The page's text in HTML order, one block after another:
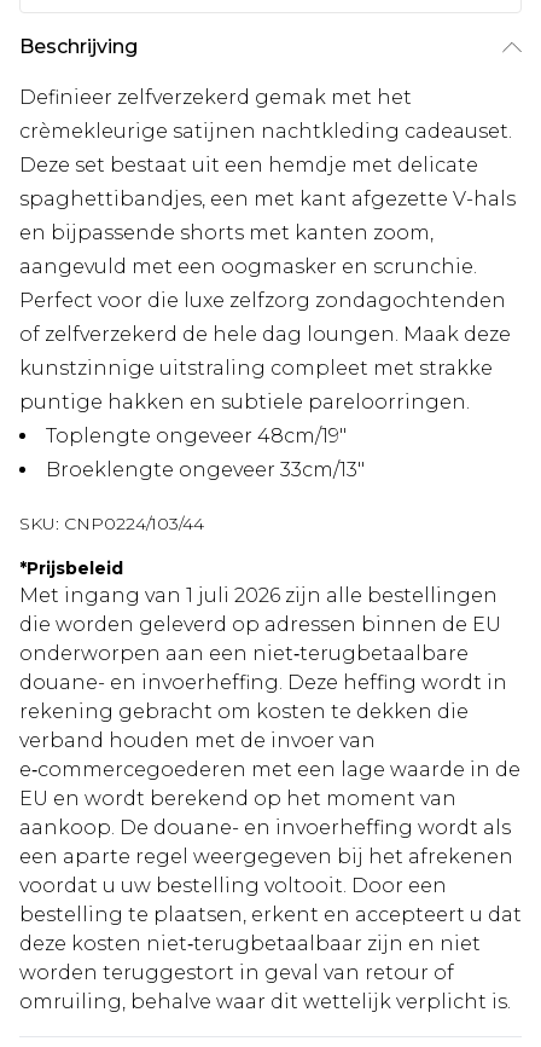
Beschrijving
Definieer zelfverzekerd gemak met het
crèmekleurige satijnen nachtkleding cadeauset.
Deze set bestaat uit een hemdje met delicate
spaghettibandjes, een met kant afgezette V-hals
en bijpassende shorts met kanten zoom,
aangevuld met een oogmasker en scrunchie.
Perfect voor die luxe zelfzorg zondagochtenden
of zelfverzekerd de hele dag loungen. Maak deze
kunstzinnige uitstraling compleet met strakke
puntige hakken en subtiele pareloorringen.
Toplengte ongeveer 48cm/19"
Broeklengte ongeveer 33cm/13"
SKU: CNP0224/103/44
*Prijsbeleid
Met ingang van 1 juli 2026 zijn alle bestellingen
die worden geleverd op adressen binnen de EU
onderworpen aan een niet‑terugbetaalbare
douane- en invoerheffing. Deze heffing wordt in
rekening gebracht om kosten te dekken die
verband houden met de invoer van
e‑commercegoederen met een lage waarde in de
EU en wordt berekend op het moment van
aankoop. De douane- en invoerheffing wordt als
een aparte regel weergegeven bij het afrekenen
voordat u uw bestelling voltooit. Door een
bestelling te plaatsen, erkent en accepteert u dat
deze kosten niet‑terugbetaalbaar zijn en niet
worden teruggestort in geval van retour of
omruiling, behalve waar dit wettelijk verplicht is.